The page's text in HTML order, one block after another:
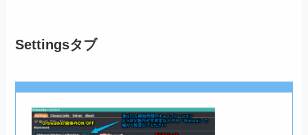
Settingsタブ